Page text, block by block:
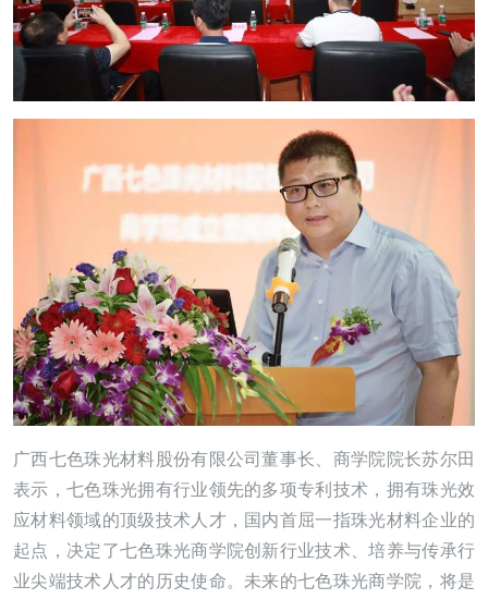
广西七色珠光材料股份有限公司董事长、商学院院长苏尔田
表示，七色珠光拥有行业领先的多项专利技术，拥有珠光效
应材料领域的顶级技术人才，国内首屈一指珠光材料企业的
起点，决定了七色珠光商学院创新行业技术、培养与传承行
业尖端技术人才的历史使命。未来的七色珠光商学院，将是